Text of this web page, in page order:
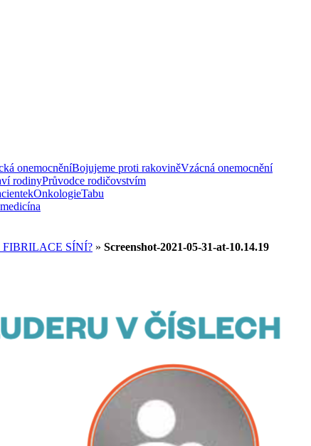
onemocněníBojujeme proti rakoviněVzácná onemocnění
rodinyPrůvodce rodičovstvím
OnkologieTabu
FIBRILACE SÍNÍ? » Screenshot-2021-05-31-at-10.14.19